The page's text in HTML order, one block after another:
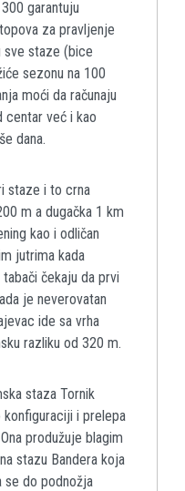
garantuju
za pravljenje
sve staze (bice
sezonu na 100
moći da računaju
centar već i kao
dana.
staze i to crna
m a dugačka 1 km
kao i odličan
jutrima kada
čekaju da prvi
je neverovatan
ide sa vrha
razliku od 320 m.
staza Tornik
i prelepa
produžuje blagim
stazu Bandera koja
se do podnožja